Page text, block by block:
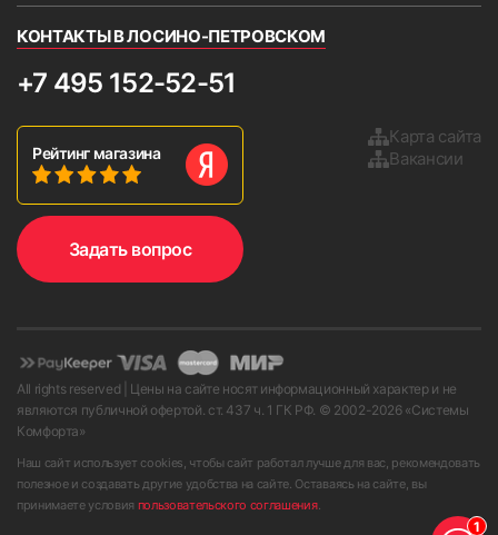
КОНТАКТЫ В ЛОСИНО-ПЕТРОВСКОМ
+7 495 152-52-51
Рейтинг магазина
Карта сайта
Вакансии
Задать вопрос
All rights reserved | Цены на сайте носят информационный характер и не
являются публичной офертой. ст. 437 ч. 1 ГК РФ. © 2002-2026 «Системы
Комфорта»
Наш сайт использует cookies, чтобы сайт работал лучше для вас, рекомендовать
полезное и создавать другие удобства на сайте. Оставаясь на сайте, вы
принимаете условия пользовательского соглашения.
1